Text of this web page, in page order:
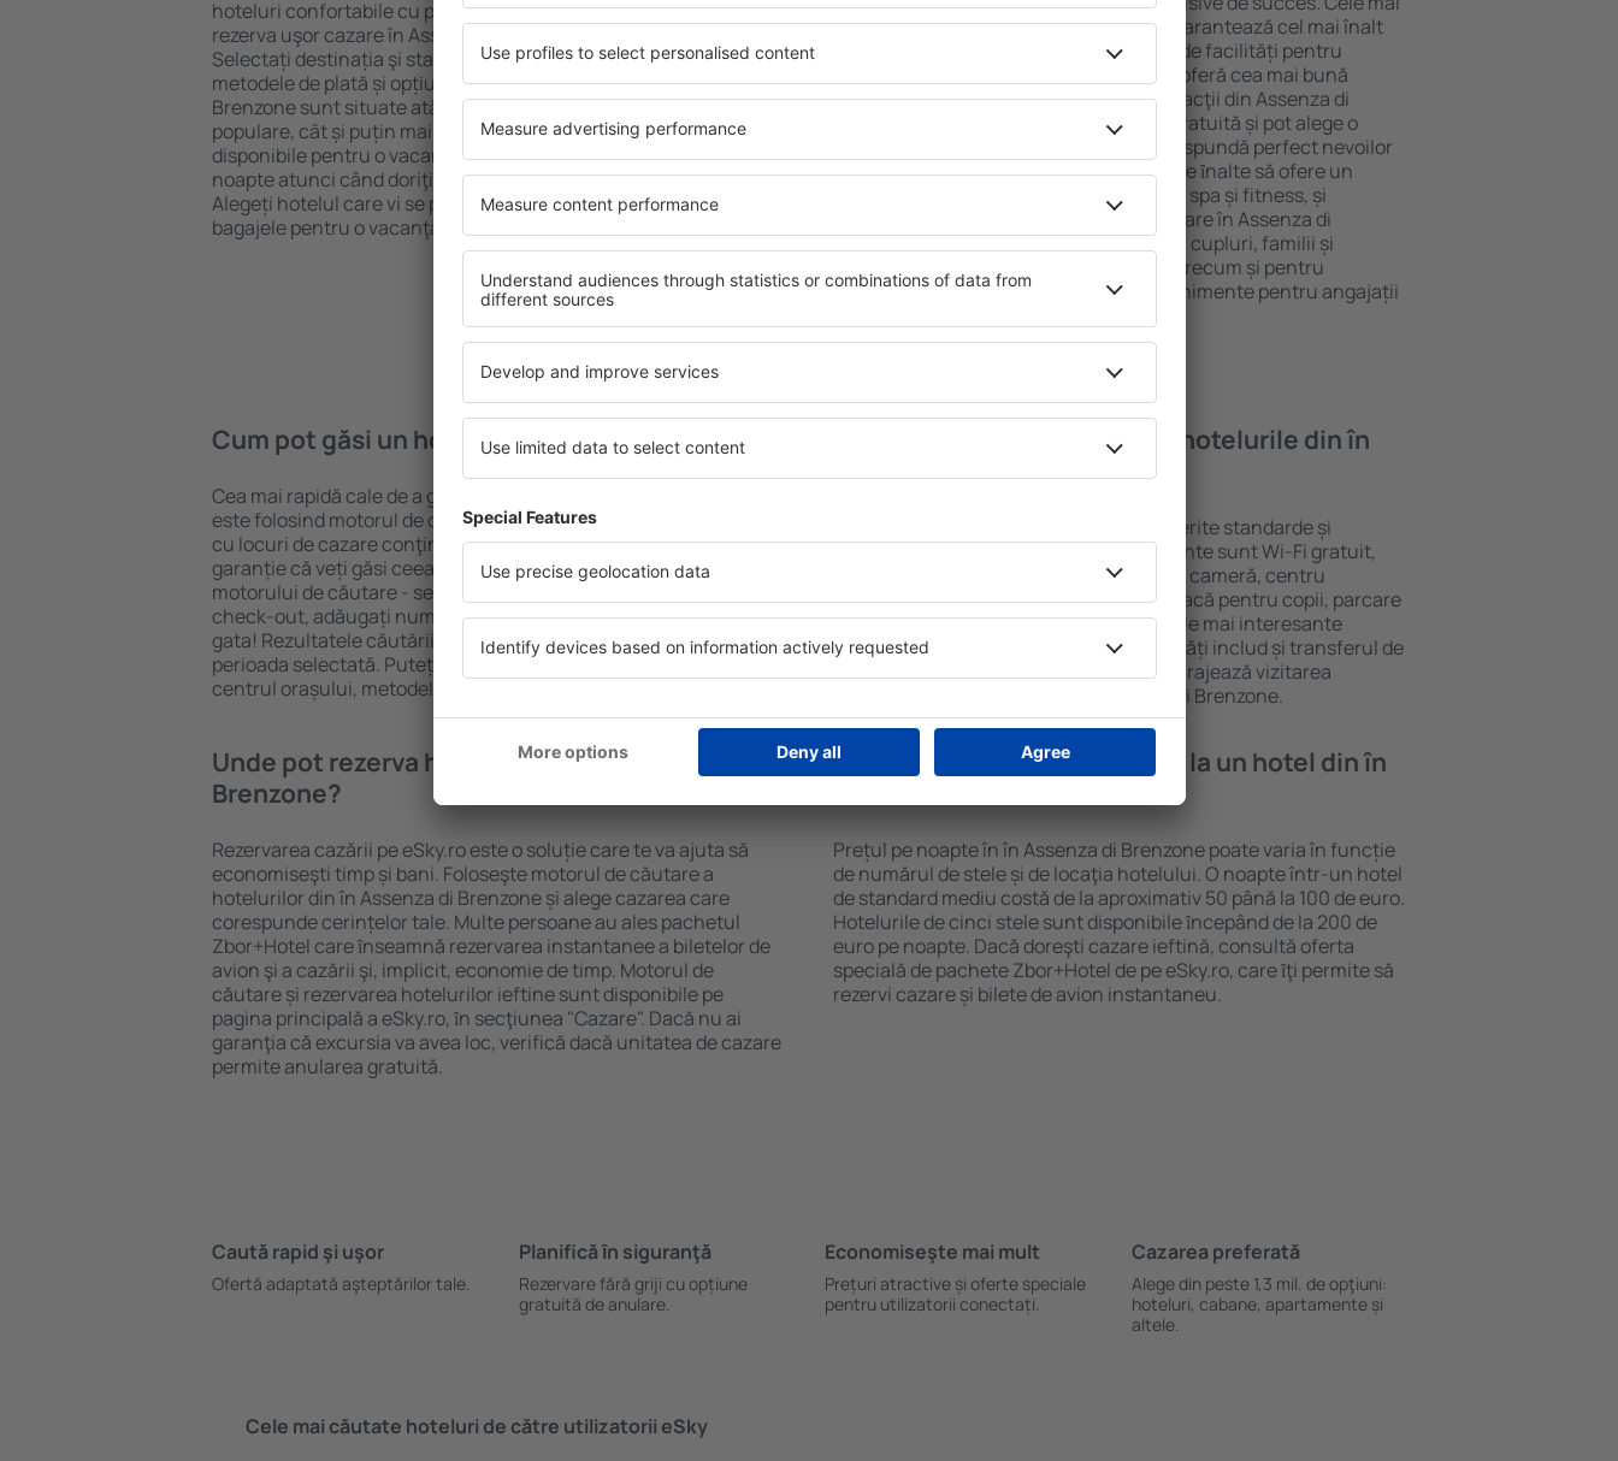
hoteluri confortabile cu preţuri mici? Cu ajutorul nostru puteți
rezerva uşor cazare în Assenza di Brenzone} pentru orice buget!
Selectați destinația şi standardul pentru hotel, verificați
metodele de plată și opțiunile de anulare. Hotelurile în Assenza di
Brenzone sunt situate atât aproape de atracţiile turistice
populare, cât și puțin mai departe de aglomerație. Toate sunt
disponibile pentru o vacanță lungă sau perfecte doar pentru o
noapte atunci când doriţi să vizitaţi şi alte oraşe din apropiere.
Alegeți hotelul care vi se potriveşte și începeți să vă faceți
bagajele pentru o vacanţă sau călătorie de afaceri!
bune hoteluri din Assenza di Brenzone garantează cel mai înalt
standard pentru servicii și o gamă largă de facilități pentru
oaspeți. O cazare cu standarde ridicate oferă cea mai bună
locație, ȋn apropiere de principalele distracţii din Assenza di
Brenzone. Oaspeții pot folosi parcarea gratuită și pot alege o
cameră sau un apartament care să corespundă perfect nevoilor
lor. Este posibil ca hotelurile cu standarde ȋnalte să ofere un
meniu variabil, zone de wellness precum spa și fitness, și
activități pentru copii. Cea mai bună cazare în Assenza di
Brenzone este o alegere perfectă pentru cupluri, familii și
persoane aflate în călătorie de afaceri, precum și pentru
companii care doresc să organizeze evenimente pentru angajații
Cum pot găsi un hotel în Assenza di Brenzone?
Cea mai rapidă cale de a găsi un hotel în Assenza di Brenzone
este folosind motorul de căutare cazare eSky. Baza mare de date
cu locuri de cazare conţinând o gamă largă de opţiuni este o
garanție că veți găsi ceea ce căutați. Completați câmpurile
motorului de căutare - selectați locul, alegeți data de check-in și
check-out, adăugați numărul de oaspeți, numărul de camere şi
gata! Rezultatele căutării vă vor arăta cazarea disponibilă ȋn
perioada selectată. Puteți verifica uşor distanța de la hotel ȋn
centrul orașului, metodele de plată și clasificarea hotelului.
Ce fel de facilităţi voi găsi ȋn hotelurile din în
Assenza di Brenzone?
Hotelurile în Assenza di Brenzone au diferite standarde și
facilități pentru oaspeți. Cele mai frecvente sunt Wi-Fi gratuit,
zone de wellness cu SPA, mini bar/seif în cameră, centru
comercial, zonă de luat masa, zonă de joacă pentru copii, parcare
gratuită și broșuri informative despre cele mai interesante
atracții turistice din zonă. Unele proprietăți includ și transferul de
la și către aeroport. Uneori, acestea încurajează vizitarea
obiectivelor turistice de top în Assenza di Brenzone.
Unde pot rezerva hoteluri ȋn în Assenza di
Brenzone?
Rezervarea cazării pe eSky.ro este o soluție care te va ajuta să
economiseşti timp și bani. Foloseşte motorul de căutare a
hotelurilor din în Assenza di Brenzone și alege cazarea care
corespunde cerințelor tale. Multe persoane au ales pachetul
Zbor+Hotel care ȋnseamnă rezervarea instantanee a biletelor de
avion şi a cazării şi, implicit, economie de timp. Motorul de
căutare și rezervarea hotelurilor ieftine sunt disponibile pe
pagina principală a eSky.ro, ȋn secţiunea "Cazare". Dacă nu ai
garanţia că excursia va avea loc, verifică dacă unitatea de cazare
permite anularea gratuită.
Cât costă o noapte de cazare la un hotel din în
Prețul pe noapte în în Assenza di Brenzone poate varia în funcție
de numărul de stele și de locaţia hotelului. O noapte într-un hotel
de standard mediu costă de la aproximativ 50 până la 100 de euro.
Hotelurile de cinci stele sunt disponibile ȋncepând de la 200 de
euro pe noapte. Dacă doreşti cazare ieftină, consultă oferta
specială de pachete Zbor+Hotel de pe eSky.ro, care ȋţi permite să
rezervi cazare și bilete de avion instantaneu.
Caută rapid şi uşor
Ofertă adaptată aşteptărilor tale.
Planifică ȋn siguranţă
Rezervare fără griji cu opțiune
gratuită de anulare.
Economiseşte mai mult
Prețuri atractive și oferte speciale
pentru utilizatorii conectați.
Cazarea preferată
Alege din peste 1,3 mil. de opţiuni:
hoteluri, cabane, apartamente și
altele.
Cele mai căutate hoteluri de către utilizatorii eSky